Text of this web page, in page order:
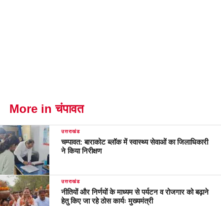
More in चंपावत
उत्तराखंड
चम्पावत: बाराकोट ब्लॉक में स्वास्थ्य सेवाओं का जिलाधिकारी
ने किया निरीक्षण
उत्तराखंड
नीतियों और निर्णयों के माध्यम से पर्यटन व रोजगार को बढ़ाने
हेतु किए जा रहे ठोस कार्यः मुख्यमंत्री